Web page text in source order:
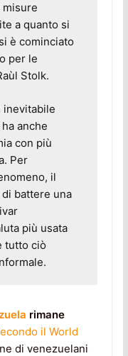
misure
a quanto si
è cominciato
per le
Stolk.
inevitabile
anche
con più
Per
il
battere una
più usata
tutto ciò
rimane
il World
di venezuelani